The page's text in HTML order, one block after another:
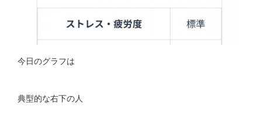
今日のグラフは
典型的な右下の人